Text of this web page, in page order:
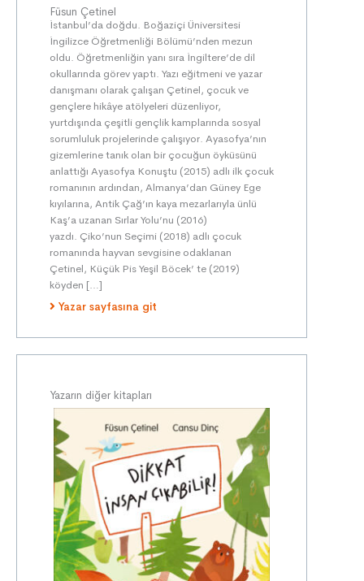
Füsun Çetinel
İstanbul’da doğdu. Boğaziçi Üniversitesi
İngilizce Öğretmenliği Bölümü’nden mezun
oldu. Öğretmenliğin yanı sıra İngiltere’de dil
okullarında görev yaptı. Yazı eğitmeni ve yazar
danışmanı olarak çalışan Çetinel, çocuk ve
gençlere hikâye atölyeleri düzenliyor,
yurtdışında çeşitli gençlik kamplarında sosyal
sorumluluk projelerinde çalışıyor. Ayasofya’nın
gizemlerine tanık olan bir çocuğun öyküsünü
anlattığı Ayasofya Konuştu (2015) adlı ilk çocuk
romanının ardından, Almanya’dan Güney Ege
kıyılarına, Antik Çağ’ın kaya mezarlarıyla ünlü
Kaş’a uzanan Sırlar Yolu’nu (2016)
yazdı. Çiko’nun Seçimi (2018) adlı çocuk
romanında hayvan sevgisine odaklanan
Çetinel, Küçük Pis Yeşil Böcek’ te (2019)
köyden […]
Yazar sayfasına git
Yazarın diğer kitapları